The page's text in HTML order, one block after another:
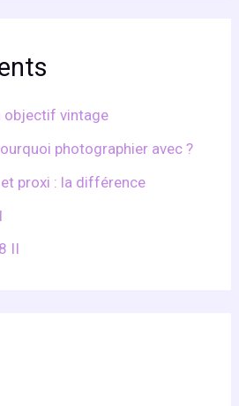
objectif vintage
photographier avec ?
proxi : la différence
II